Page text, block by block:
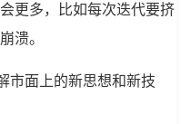
更多，比如每次迭代要挤
溃。
市面上的新思想和新技